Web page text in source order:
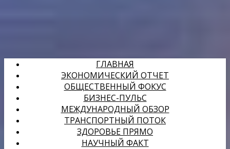
ГЛАВНАЯ
ЭКОНОМИЧЕСКИЙ ОТЧЕТ
ОБЩЕСТВЕННЫЙ ФОКУС
БИЗНЕС-ПУЛЬС
МЕЖДУНАРОДНЫЙ ОБЗОР
ТРАНСПОРТНЫЙ ПОТОК
ЗДОРОВЬЕ ПРЯМО
НАУЧНЫЙ ФАКТ